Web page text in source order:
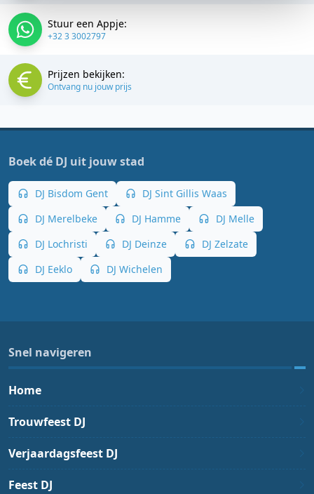
Stuur een Appje:
+32 3 3002797
Prijzen bekijken:
Ontvang nu jouw prijs
Boek dé DJ uit jouw stad
DJ Bisdom Gent
DJ Sint Gillis Waas
DJ Merelbeke
DJ Hamme
DJ Melle
DJ Lochristi
DJ Deinze
DJ Zelzate
DJ Eeklo
DJ Wichelen
Snel navigeren
Home
Trouwfeest DJ
Verjaardagsfeest DJ
Feest DJ